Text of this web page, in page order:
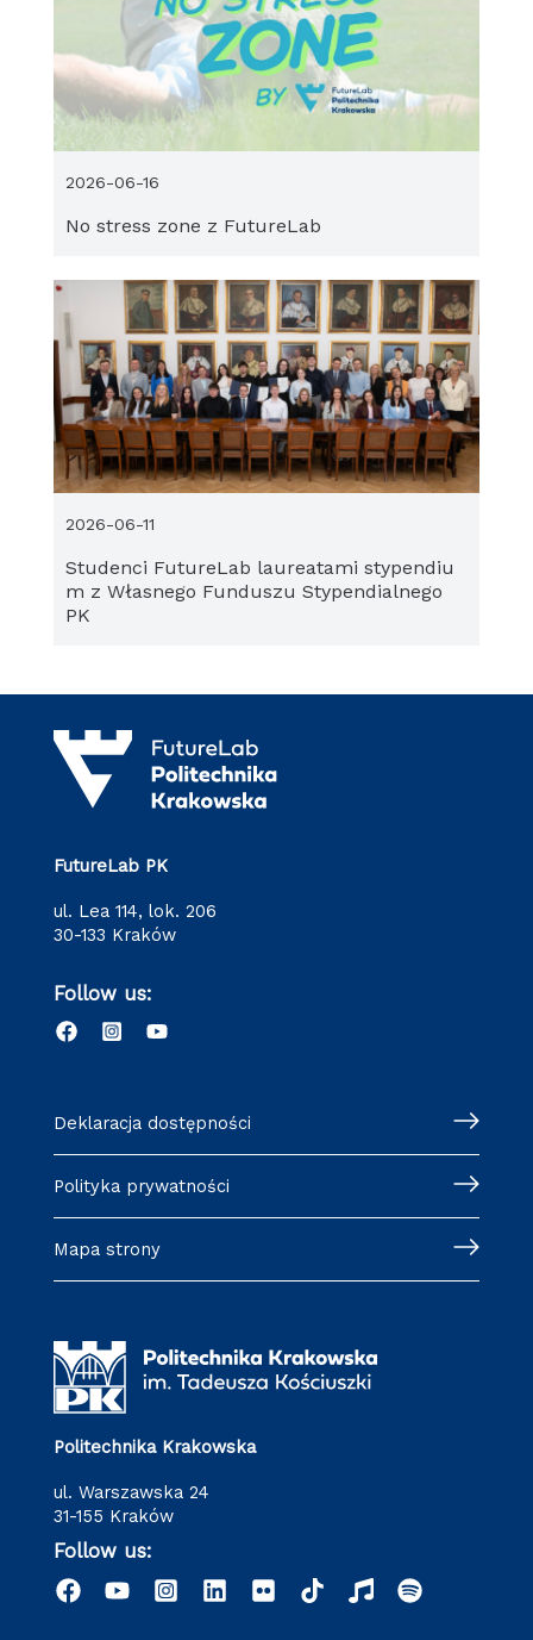
No stress zone z FutureLab
2026-06-16
Studenci FutureLab laureatami stypendiu
m z Własnego Funduszu Stypendialnego
PK
2026-06-11
FutureLab PK
ul. Lea 114, lok. 206
30-133 Kraków
Follow us:
Deklaracja dostępności
Polityka prywatności
Mapa strony
Politechnika Krakowska
ul. Warszawska 24
31-155 Kraków
Follow us: